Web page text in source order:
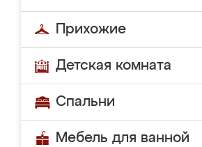
Прихожие
Детская комната
Спальни
Мебель для ванной